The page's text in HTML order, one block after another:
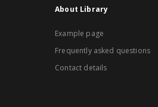
About Library
Example page
Frequently asked questions
Contact details